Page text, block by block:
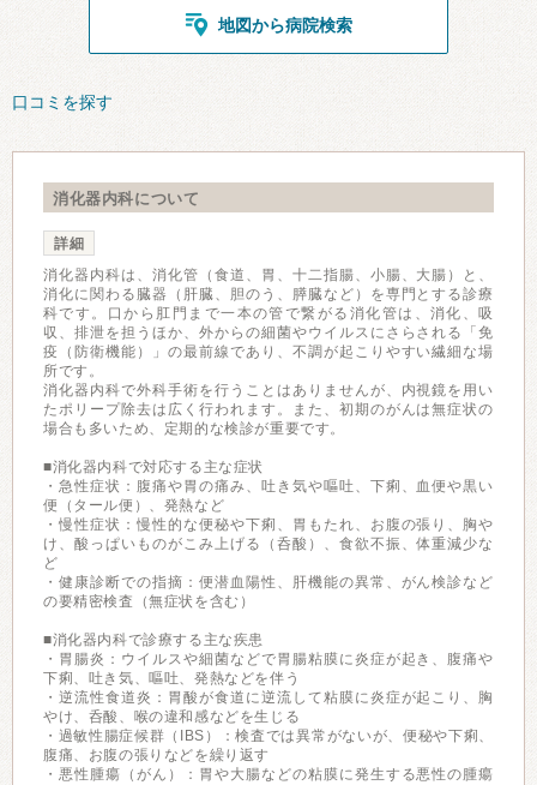
地図から病院検索
口コミを探す
消化器内科について
詳細
消化器内科は、消化管（食道、胃、十二指腸、小腸、大腸）と、
消化に関わる臓器（肝臓、胆のう、膵臓など）を専門とする診療
科です。口から肛門まで一本の管で繋がる消化管は、消化、吸
収、排泄を担うほか、外からの細菌やウイルスにさらされる「免
疫（防衛機能）」の最前線であり、不調が起こりやすい繊細な場
所です。
消化器内科で外科手術を行うことはありませんが、内視鏡を用い
たポリープ除去は広く行われます。また、初期のがんは無症状の
場合も多いため、定期的な検診が重要です。
■消化器内科で対応する主な症状
・急性症状：腹痛や胃の痛み、吐き気や嘔吐、下痢、血便や黒い
便（タール便）、発熱など
・慢性症状：慢性的な便秘や下痢、胃もたれ、お腹の張り、胸や
け、酸っぱいものがこみ上げる（呑酸）、食欲不振、体重減少な
ど
・健康診断での指摘：便潜血陽性、肝機能の異常、がん検診など
の要精密検査（無症状を含む）
■消化器内科で診療する主な疾患
・胃腸炎：ウイルスや細菌などで胃腸粘膜に炎症が起き、腹痛や
下痢、吐き気、嘔吐、発熱などを伴う
・逆流性食道炎：胃酸が食道に逆流して粘膜に炎症が起こり、胸
やけ、呑酸、喉の違和感などを生じる
・過敏性腸症候群（IBS）：検査では異常がないが、便秘や下痢、
腹痛、お腹の張りなどを繰り返す
・悪性腫瘍（がん）：胃や大腸などの粘膜に発生する悪性の腫瘍